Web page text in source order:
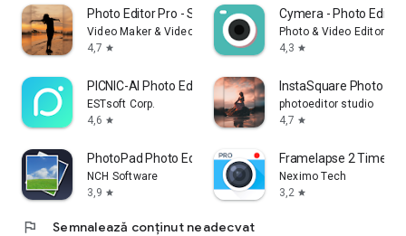
Photo Editor Pro - Square Pic
Video Maker & Video Editor Pro Studio
4,7 star
Cymera - Photo Editor
Photo & Video Editors -
4,3 star
PICNIC-AI Photo Edit&SkyFilter
ESTsoft Corp.
4,6 star
InstaSquare Photo
photoeditor studio
4,7 star
PhotoPad Photo Editor
NCH Software
3,9 star
Framelapse 2 Time
Neximo Tech
3,2 star
flag Semnalează conținut neadecvat